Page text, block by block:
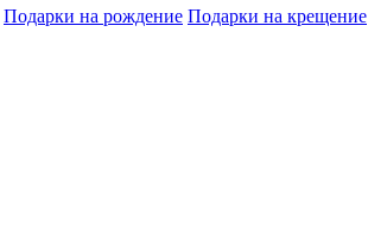
Подарки на рождение Подарки на крещение